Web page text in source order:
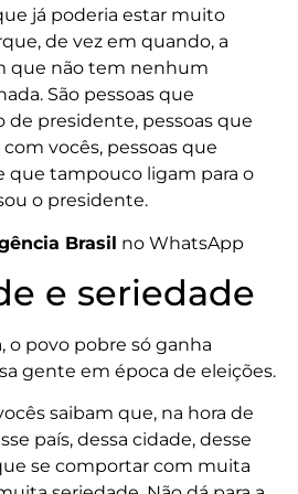
já poderia estar muito
de vez em quando, a
que não tem nenhum
São pessoas que
presidente, pessoas que
vocês, pessoas que
que tampouco ligam para o
o presidente.
Brasil no WhatsApp
e seriedade
o povo pobre só ganha
gente em época de eleições.
saibam que, na hora de
país, dessa cidade, desse
se comportar com muita